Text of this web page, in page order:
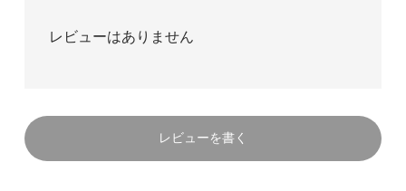
レビューはありません
レビューを書く